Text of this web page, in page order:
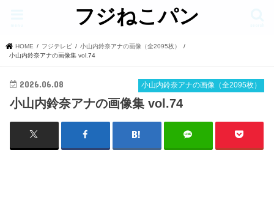
フジねこパン
HOME フジテレビ
小山内鈴奈アナの画像（全2095枚）
小山内鈴奈アナの画像集 vol.74
小山内鈴奈アナの画像（全2095枚）
2026.06.08
小山内鈴奈アナの画像集 vol.74